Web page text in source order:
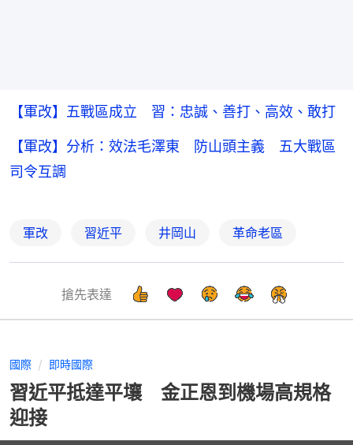
【軍改】五戰區成立 習：忠誠、善打、高效、敢打
【軍改】分析：效法毛澤東 防山頭主義 五大戰區
司令互調
軍改 習近平 井岡山 革命老區
搶先表達
國際 即時國際
習近平抵達平壤 金正恩到機場高規格
迎接